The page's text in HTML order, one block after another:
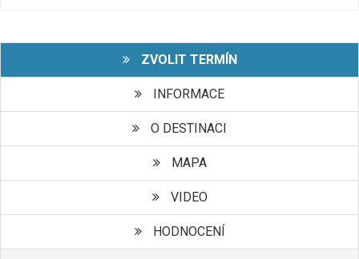
ZVOLIT TERMÍN
INFORMACE
O DESTINACI
MAPA
VIDEO
HODNOCENÍ